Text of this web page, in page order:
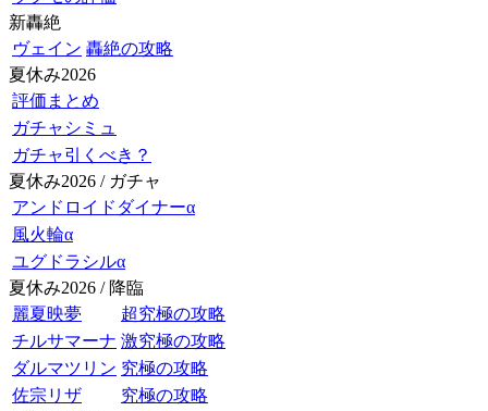
新轟絶
ヴェイン 轟絶の攻略
夏休み2026
評価まとめ
ガチャシミュ
ガチャ引くべき？
夏休み2026 / ガチャ
アンドロイドダイナーα
風火輪α
ユグドラシルα
夏休み2026 / 降臨
麗夏映夢
超究極の攻略
チルサマーナ 激究極の攻略
ダルマツリン 究極の攻略
佐宗リザ
究極の攻略